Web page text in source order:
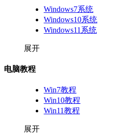
Windows7系统
Windows10系统
Windows11系统
展开
电脑教程
Win7教程
Win10教程
Win11教程
展开